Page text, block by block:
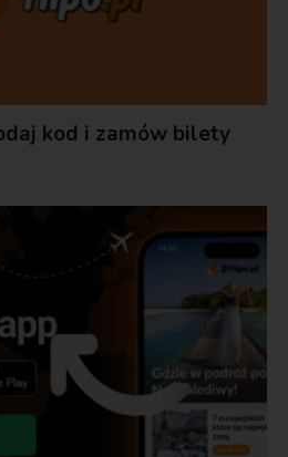
kod i zamów bilety